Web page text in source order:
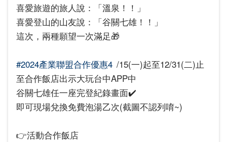
喜愛旅遊的旅人說：「溫泉！！」
喜愛登山的山友說：「谷關七雄！！」
這次，兩種願望一次滿足🎁
#2024產業聯盟合作優惠4 /15(一)起至12/31(二)止
至合作飯店出示大玩台中APP中
谷關七雄任一座完登紀錄畫面✔️
即可現場兌換免費泡湯乙次(截圖不認列唷~)
👉活動合作飯店